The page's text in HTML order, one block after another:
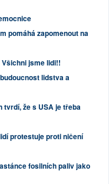
pomáhá zapomenout na
jsme lidi!!
lidstva a
tvrdí, že s USA je třeba
protestuje proti ničení
fosilních paliv jako